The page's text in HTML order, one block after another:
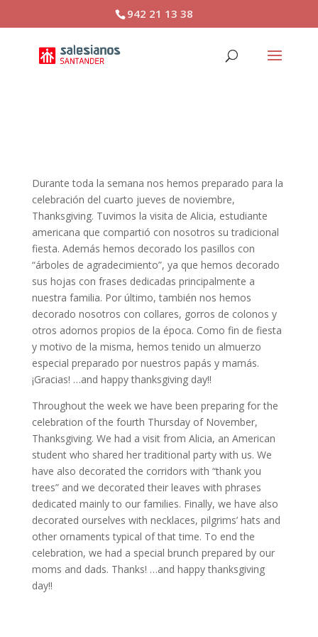
942 21 13 38
Durante toda la semana nos hemos preparado para la
celebración del cuarto jueves de noviembre,
Thanksgiving. Tuvimos la visita de Alicia, estudiante
americana que compartió con nosotros su tradicional
fiesta. Además hemos decorado los pasillos con
“árboles de agradecimiento”, ya que hemos decorado
sus hojas con frases dedicadas principalmente a
nuestra familia. Por último, también nos hemos
decorado nosotros con collares, gorros de colonos y
otros adornos propios de la época. Como fin de fiesta
y motivo de la misma, hemos tenido un almuerzo
especial preparado por nuestros papás y mamás.
¡Gracias! …and happy thanksgiving day!!
Throughout the week we have been preparing for the
celebration of the fourth Thursday of November,
Thanksgiving. We had a visit from Alicia, an American
student who shared her traditional party with us. We
have also decorated the corridors with “thank you
trees” and we decorated their leaves with phrases
dedicated mainly to our families. Finally, we have also
decorated ourselves with necklaces, pilgrims’ hats and
other ornaments typical of that time. To end the
celebration, we had a special brunch prepared by our
moms and dads. Thanks! …and happy thanksgiving
day!!